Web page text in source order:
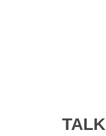
TALK